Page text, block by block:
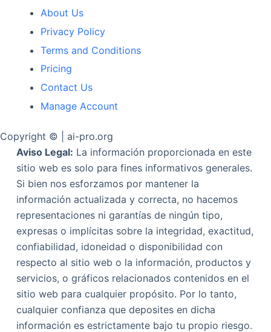
About Us
Privacy Policy
Terms and Conditions
Pricing
Contact Us
Manage Account
Copyright © | ai-pro.org
Aviso Legal: La información proporcionada en este
sitio web es solo para fines informativos generales.
Si bien nos esforzamos por mantener la
información actualizada y correcta, no hacemos
representaciones ni garantías de ningún tipo,
expresas o implícitas sobre la integridad, exactitud,
confiabilidad, idoneidad o disponibilidad con
respecto al sitio web o la información, productos y
servicios, o gráficos relacionados contenidos en el
sitio web para cualquier propósito. Por lo tanto,
cualquier confianza que deposites en dicha
información es estrictamente bajo tu propio riesgo.